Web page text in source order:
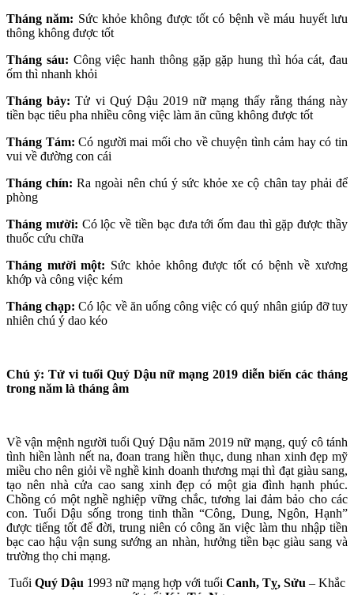
Tháng năm: Sức khỏe không được tốt có bệnh về máu huyết lưu
thông không được tốt
Tháng sáu: Công việc hanh thông gặp gặp hung thì hóa cát, đau
ốm thì nhanh khỏi
Tháng bảy:Tử vi Quý Dậu 2019 nữ mạng thấy rằng tháng này
tiền bạc tiêu pha nhiều công việc làm ăn cũng không được tốt
Tháng Tám: Có người mai mối cho về chuyện tình cảm hay có tin
vui về đường con cái
Tháng chín: Ra ngoài nên chú ý sức khỏe xe cộ chân tay phải để
phòng
Tháng mười: Có lộc về tiền bạc đưa tới ốm đau thì gặp được thầy
thuốc cứu chữa
Tháng mười một: Sức khỏe không được tốt có bệnh về xương
khớp và công việc kém
Tháng chạp:Có lộc về ăn uống công việc có quý nhân giúp đỡ tuy
nhiên chú ý dao kéo
Chú ý: Tử vi tuổi Quý Dậu nữ mạng 2019 diễn biến các tháng
trong năm là tháng âm
Về vận mệnh người tuổi Quý Dậu năm 2019 nữ mạng, quý cô tánh
tình hiền lành nết na, đoan trang hiền thục, dung nhan xinh đẹp mỹ
miều cho nên giỏi về nghề kinh doanh thương mại thì đạt giàu sang,
tạo nên nhà cửa cao sang xinh đẹp có một gia đình hạnh phúc.
Chồng có một nghề nghiệp vững chắc, tương lai đảm bảo cho các
con. Tuổi Dậu sống trong tinh thần “Công, Dung, Ngôn, Hạnh”
được tiếng tốt để đời, trung niên có công ăn việc làm thu nhập tiền
bạc cao hậu vận sung sướng an nhàn, hưởng tiền bạc giàu sang và
trường thọ chi mạng.
Tuổi Quý Dậu 1993 nữ mạng hợp với tuổi Canh, Tỵ, Sửu – Khắc